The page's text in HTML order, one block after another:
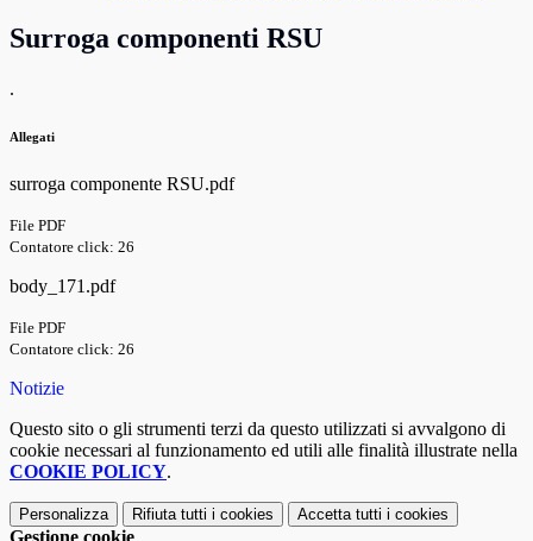
Surroga componenti RSU
.
Allegati
surroga componente RSU.pdf
File PDF
Contatore click: 26
body_171.pdf
File PDF
Contatore click: 26
Notizie
Questo sito o gli strumenti terzi da questo utilizzati si avvalgono di
cookie necessari al funzionamento ed utili alle finalità illustrate nella
COOKIE POLICY.
Personalizza Rifiuta tutti i cookies Accetta tutti i cookies
Gestione cookie